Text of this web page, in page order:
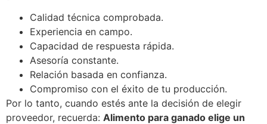
Calidad técnica comprobada.
Experiencia en campo.
Capacidad de respuesta rápida.
Asesoría constante.
Relación basada en confianza.
Compromiso con el éxito de tu producción.
Por lo tanto, cuando estés ante la decisión de elegir
proveedor, recuerda: Alimento para ganado elige un